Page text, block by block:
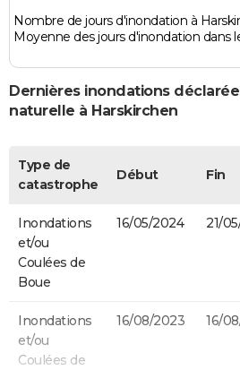
Nombre de jours d'inondation à
Moyenne des jours d'inondation dans
Dernières inondations
naturelle à Harskirchen
Type de
catastrophe
Début Fin
Inondations
et/ou
Coulées de
Boue
16/05/2024 21/
Inondations
et/ou
Coulées de
16/08/2023 16/